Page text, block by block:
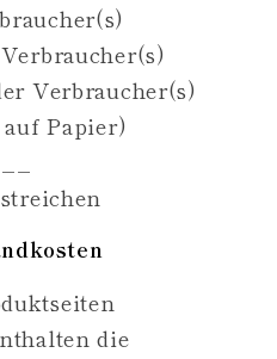
Verbraucher(s)
Papier)
die